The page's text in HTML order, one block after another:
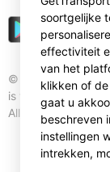
© Gettransport
is trademark of
All rights reserved.
soortgelijke
effectiviteit
van het
klikken of
gaat u
beschreven
instellingen
intrekken,